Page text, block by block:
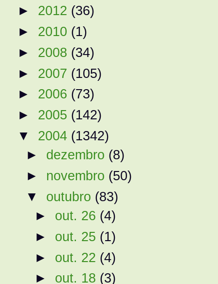
► 2012 (36)
► 2010 (1)
► 2008 (34)
► 2007 (105)
► 2006 (73)
► 2005 (142)
▼ 2004 (1342)
► dezembro (8)
► novembro (50)
▼ outubro (83)
► out. 26 (4)
► out. 25 (1)
► out. 22 (4)
► out. 18 (3)